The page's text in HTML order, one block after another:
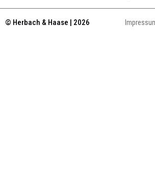
© Herbach & Haase | 2026